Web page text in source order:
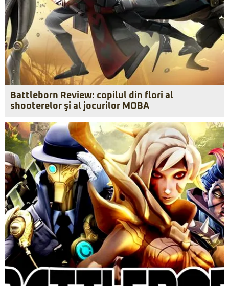
Battleborn Review: copilul din flori al
shooterelor şi al jocurilor MOBA